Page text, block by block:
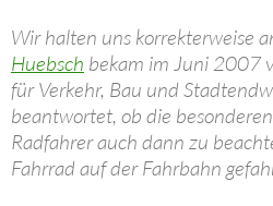
Wir halten uns korrekterweise
Huebsch bekam im Juni 2007
für Verkehr, Bau und
beantwortet, ob die
Radfahrer auch dann zu
Fahrrad auf der Fahrbahn